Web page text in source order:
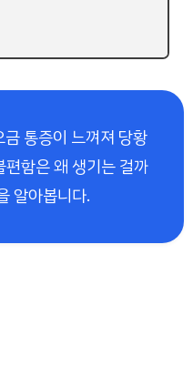
통증이 느껴져 당황
함은 왜 생기는 걸까
알아봅니다.